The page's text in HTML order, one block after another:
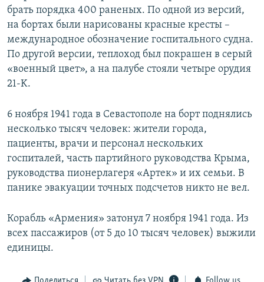
брать порядка 400 раненых. По одной из версий,
на бортах были нарисованы красные кресты –
международное обозначение госпитального судна.
По другой версии, теплоход был покрашен в серый
«военный цвет», а на палубе стояли четыре орудия
21-K.
6 ноября 1941 года в Севастополе на борт поднялись
несколько тысяч человек: жители города,
пациенты, врачи и персонал нескольких
госпиталей, часть партийного руководства Крыма,
руководства пионерлагеря «Артек» и их семьи. В
панике эвакуации точных подсчетов никто не вел.
Корабль «Армения» затонул 7 ноября 1941 года. Из
всех пассажиров (от 5 до 10 тысяч человек) выжили
единицы.